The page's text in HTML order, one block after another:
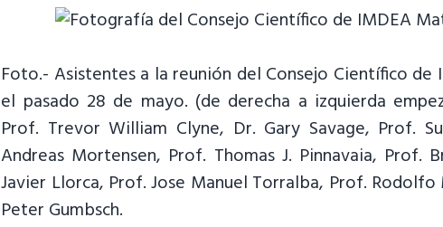
Foto.- Asistentes a la reunión del Consejo Científico de
el pasado 28 de mayo. (de derecha a izquierda
Prof. Trevor William Clyne, Dr. Gary Savage, Prof.
Andreas Mortensen, Prof. Thomas J. Pinnavaia, Prof.
Javier Llorca, Prof. Jose Manuel Torralba, Prof. Rodolfo
Peter Gumbsch.